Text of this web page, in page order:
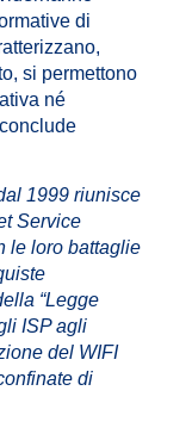
di
si permettono
né
1999 riunisce
Service
le loro battaglie
“Legge
ISP agli
del WIFI
di